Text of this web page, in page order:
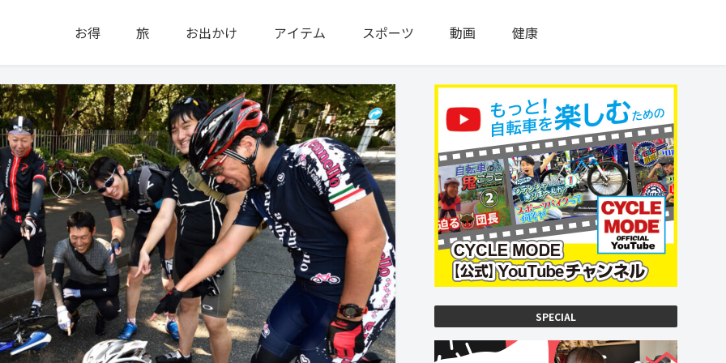
お得 旅 お出かけ アイテム スポーツ 動画 健康
SPECIAL